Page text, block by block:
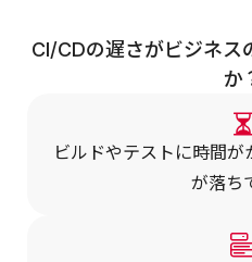
CI/CDの遅さがビジネス
か
ビルドやテストに時間
が落ち